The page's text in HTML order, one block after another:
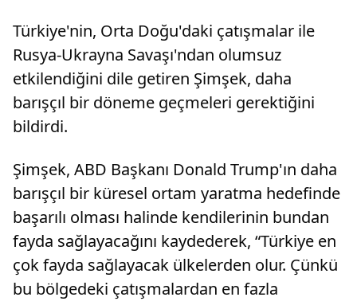
Türkiye'nin, Orta Doğu'daki çatışmalar ile
Rusya-Ukrayna Savaşı'ndan olumsuz
etkilendiğini dile getiren Şimşek, daha
barışçıl bir döneme geçmeleri gerektiğini
bildirdi.
Şimşek, ABD Başkanı Donald Trump'ın daha
barışçıl bir küresel ortam yaratma hedefinde
başarılı olması halinde kendilerinin bundan
fayda sağlayacağını kaydederek, “Türkiye en
çok fayda sağlayacak ülkelerden olur. Çünkü
bu bölgedeki çatışmalardan en fazla